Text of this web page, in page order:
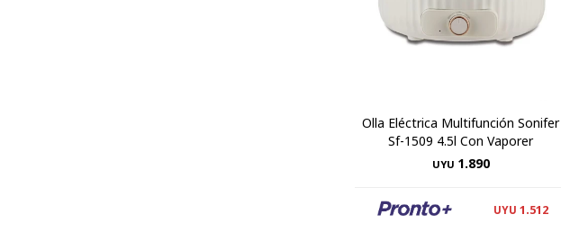
Olla Eléctrica Multifunción Sonifer
Sf-1509 4.5l Con Vaporer
UYU 1.890
UYU 1.512